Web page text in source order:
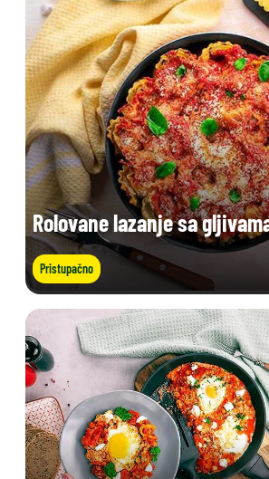
Rolovane lazanje sa
Pristupačno